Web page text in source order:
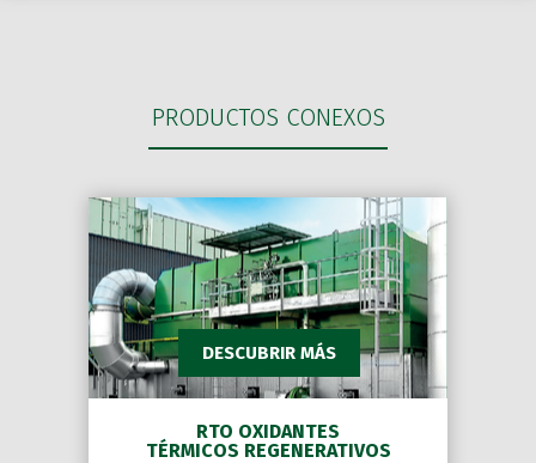
PRODUCTOS CONEXOS
DESCUBRIR MÁS
RTO OXIDANTES
TÉRMICOS REGENERATIVOS